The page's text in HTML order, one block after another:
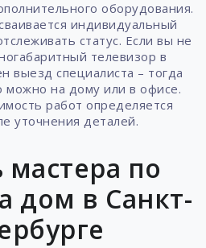
оборудования.
индивидуальный
статус. Если вы не
телевизор в
выезд специалиста – тогда
можно на дому или в офисе.
работ определяется
уточнения деталей.
мастера по
дом в Санкт-